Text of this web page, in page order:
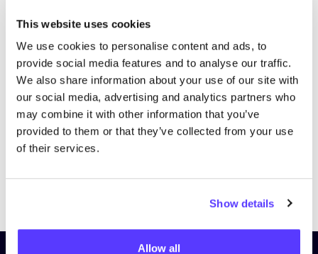
This website uses cookies
We use cookies to personalise content and ads, to
provide social media features and to analyse our traffic.
We also share information about your use of our site with
our social media, advertising and analytics partners who
may combine it with other information that you’ve
provided to them or that they’ve collected from your use
of their services.
Show details
Allow all